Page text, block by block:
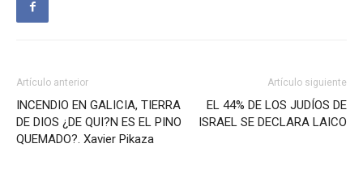
Artículo anterior
INCENDIO EN GALICIA, TIERRA
DE DIOS ¿DE QUI?N ES EL PINO
QUEMADO?. Xavier Pikaza
Artículo siguiente
EL 44% DE LOS JUDÍOS DE
ISRAEL SE DECLARA LAICO